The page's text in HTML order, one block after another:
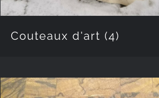
Couteaux d'art (4)